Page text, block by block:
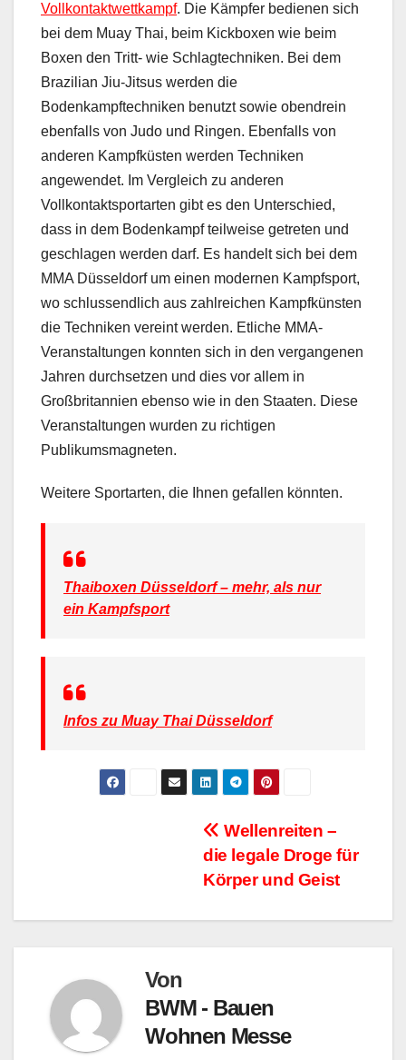
Vollkontaktwettkampf. Die Kämpfer bedienen sich
bei dem Muay Thai, beim Kickboxen wie beim
Boxen den Tritt- wie Schlagtechniken. Bei dem
Brazilian Jiu-Jitsus werden die
Bodenkampftechniken benutzt sowie obendrein
ebenfalls von Judo und Ringen. Ebenfalls von
anderen Kampfküsten werden Techniken
angewendet. Im Vergleich zu anderen
Vollkontaktsportarten gibt es den Unterschied,
dass in dem Bodenkampf teilweise getreten und
geschlagen werden darf. Es handelt sich bei dem
MMA Düsseldorf um einen modernen Kampfsport,
wo schlussendlich aus zahlreichen Kampfkünsten
die Techniken vereint werden. Etliche MMA-
Veranstaltungen konnten sich in den vergangenen
Jahren durchsetzen und dies vor allem in
Großbritannien ebenso wie in den Staaten. Diese
Veranstaltungen wurden zu richtigen
Publikumsmagneten.
Weitere Sportarten, die Ihnen gefallen könnten.
Thaiboxen Düsseldorf – mehr, als nur
ein Kampfsport
Infos zu Muay Thai Düsseldorf
BeitragsnavigationWellenreiten –
die legale Droge für
Körper und Geist
Von
BWM - Bauen
Wohnen Messe